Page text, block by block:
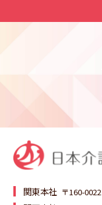
関東本社 〒160-0022